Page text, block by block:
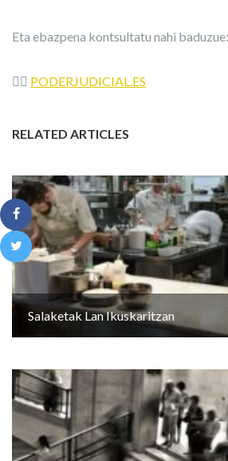
Eta ebazpena kontsultatu nahi baduzue:
👉🏼 PODERJUDICIAL.ES
RELATED ARTICLES
Salaketak Lan Ikuskaritzan